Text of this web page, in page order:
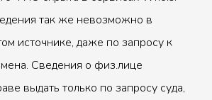
так же невозможно в
источнике, даже по запросу к
Сведения о физ.лице
выдать только по запросу суда,